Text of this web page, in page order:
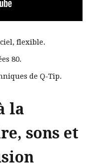
flexible.
80.
de Q-Tip.
la
sons et